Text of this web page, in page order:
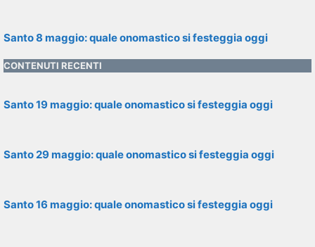
Santo 8 maggio: quale onomastico si festeggia oggi
CONTENUTI RECENTI
Santo 19 maggio: quale onomastico si festeggia oggi
Santo 29 maggio: quale onomastico si festeggia oggi
Santo 16 maggio: quale onomastico si festeggia oggi